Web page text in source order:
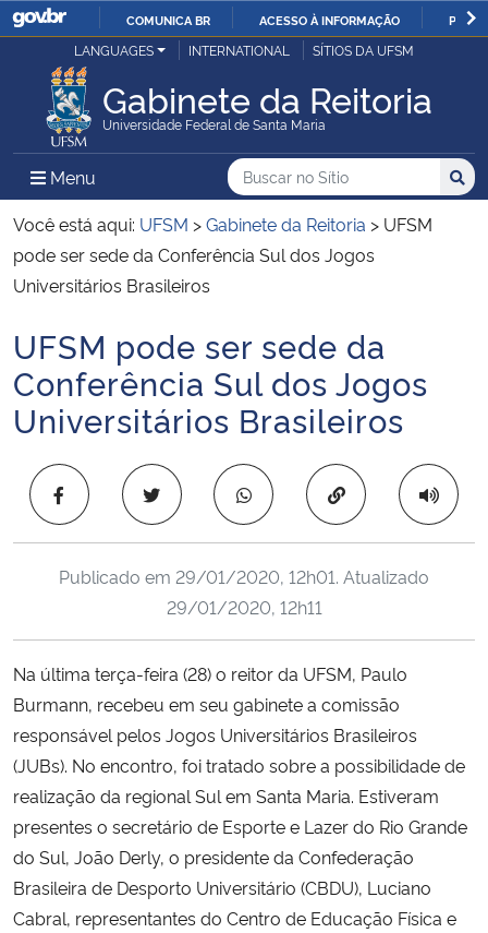
IR
O
COMUNICA BR ACESSO À INFORMAÇÃO
Ministério da Justiça e Segurança Pública
Ministério da Defesa
Ministério das Relações Exteriores
Ministério da Economia
Ministério da Infraestrutura
Ministério da Agricultura, Pecuária e Abastecimento
Ministério da Cidadania
Ministério da Ciência, Tecnologia, Inovações e Comunicações
Ministério do Meio Ambiente
Ministério do Turismo
Ministério do Desenvolvimento Regional
Controladoria-Geral da União
LANGUAGES INTERNATIONAL SÍTIOS DA UFSM
Gabinete da Reitoria
Universidade Federal de Santa Maria
Menu Menu Principal do Sítio
Busca
Buscar no no Sítio
Busca:
Você está aqui: UFSM >Gabinete da Reitoria > UFSM
pode ser sede da Conferência Sul dos Jogos
Universitários Brasileiros
Início do conteúdo
UFSM pode ser sede da
Conferência Sul dos Jogos
Universitários Brasileiros
Copiar para área
Publicado em 29/01/2020, 12h01. Atualizado
29/01/2020, 12h11
Na última terça-feira (28) o reitor da UFSM, Paulo
Burmann, recebeu em seu gabinete a comissão
responsável pelos Jogos Universitários Brasileiros
(JUBs). No encontro, foi tratado sobre a possibilidade de
realização da regional Sul em Santa Maria. Estiveram
presentes o secretário de Esporte e Lazer do Rio Grande
do Sul, João Derly, o presidente da Confederação
Brasileira de Desporto Universitário (CBDU), Luciano
Cabral, representantes do Centro de Educação Física e